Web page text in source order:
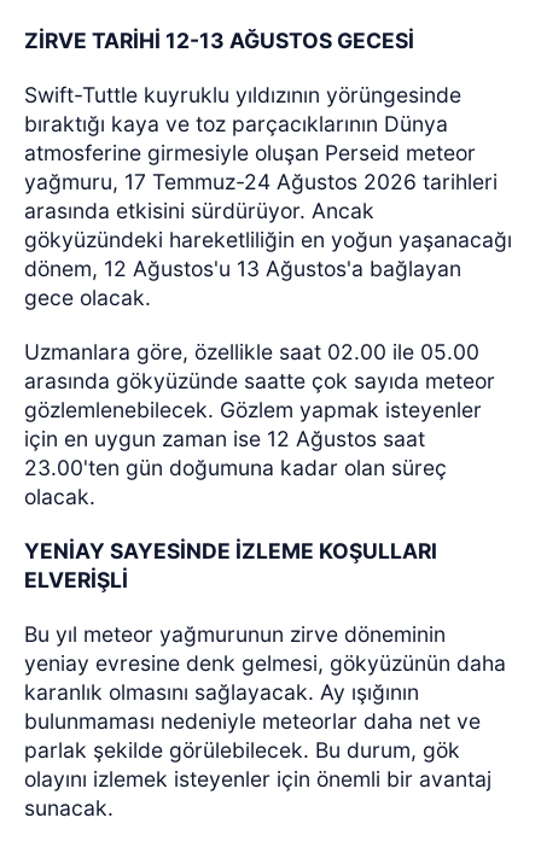
ZİRVE TARİHİ 12-13 AĞUSTOS GECESİ
Swift-Tuttle kuyruklu yıldızının yörüngesinde
bıraktığı kaya ve toz parçacıklarının Dünya
atmosferine girmesiyle oluşan Perseid meteor
yağmuru, 17 Temmuz-24 Ağustos 2026 tarihleri
arasında etkisini sürdürüyor. Ancak
gökyüzündeki hareketliliğin en yoğun yaşanacağı
dönem, 12 Ağustos'u 13 Ağustos'a bağlayan
gece olacak.
Uzmanlara göre, özellikle saat 02.00 ile 05.00
arasında gökyüzünde saatte çok sayıda meteor
gözlemlenebilecek. Gözlem yapmak isteyenler
için en uygun zaman ise 12 Ağustos saat
23.00'ten gün doğumuna kadar olan süreç
olacak.
YENİAY SAYESİNDE İZLEME KOŞULLARI
ELVERİŞLİ
Bu yıl meteor yağmurunun zirve döneminin
yeniay evresine denk gelmesi, gökyüzünün daha
karanlık olmasını sağlayacak. Ay ışığının
bulunmaması nedeniyle meteorlar daha net ve
parlak şekilde görülebilecek. Bu durum, gök
olayını izlemek isteyenler için önemli bir avantaj
sunacak.